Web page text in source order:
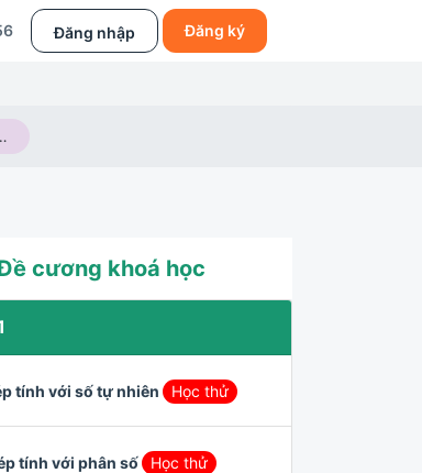
Đăng nhập Đăng ký
chơi (Phần 2)
cương khoá học
tính với số tự nhiên Học thử
tính với phân số Học thử